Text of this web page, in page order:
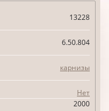
13228
6.50.804
карнизы
Нет
2000